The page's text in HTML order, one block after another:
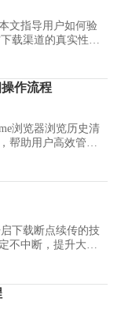
文指导用户如何验
载渠道的真实性，
作流程
浏览器浏览历史清
帮助用户高效管理
下载断点续传的技
不中断，提升大文